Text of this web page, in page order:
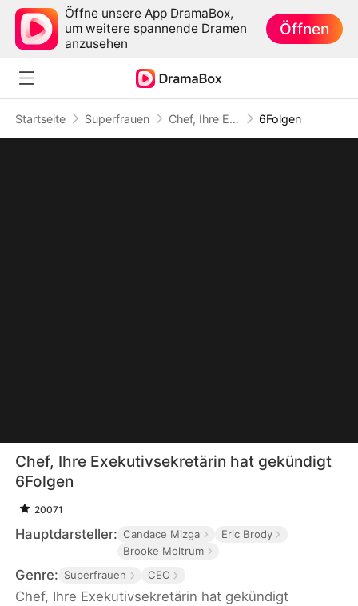
Öffne unsere App DramaBox,
um weitere spannende Dramen
anzusehen
Öffnen
Startseite Superfrauen Chef, Ihre Exekutivsekretärin hat gekündigt 6Folgen
Chef, Ihre Exekutivsekretärin hat gekündigt
6Folgen
20071
Hauptdarsteller: Candace Mizga
Eric Brody
Brooke Moltrum
Genre: Superfrauen CEO
Chef, Ihre Exekutivsekretärin hat gekündigt